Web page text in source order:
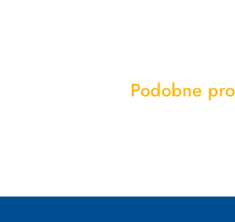
Pomiń karuzelę produktów
Produkty
Podobne